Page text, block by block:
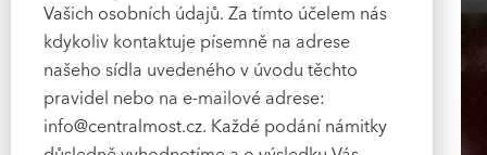
Vašich osobních údajů. Za tímto účelem nás
kdykoliv kontaktuje písemně na adrese
našeho sídla uvedeného v úvodu těchto
pravidel nebo na e-mailové adrese:
info@centralmost.cz. Každé podání námitky